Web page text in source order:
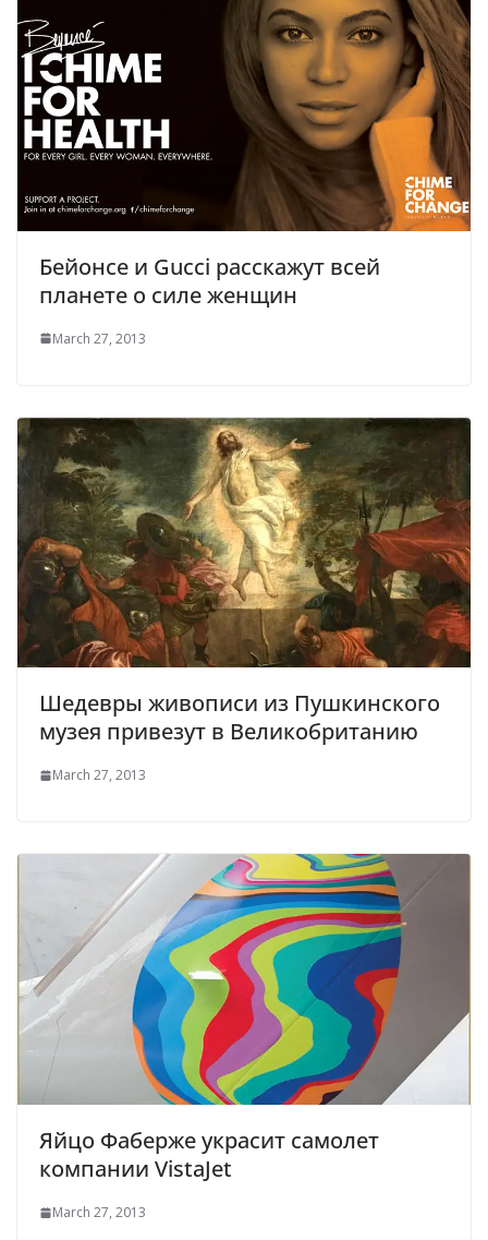
Бейонсе и Gucci расскажут всей
планете о силе женщин
March 27, 2013
Шедевры живописи из Пушкинского
музея привезут в Великобританию
March 27, 2013
Яйцо Фаберже украсит самолет
компании VistaJet
March 27, 2013